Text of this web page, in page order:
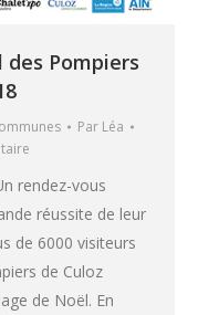
des Pompiers
Par Léa
rendez-vous
réussite de leur
de 6000 visiteurs
de Culoz
de Noël. En